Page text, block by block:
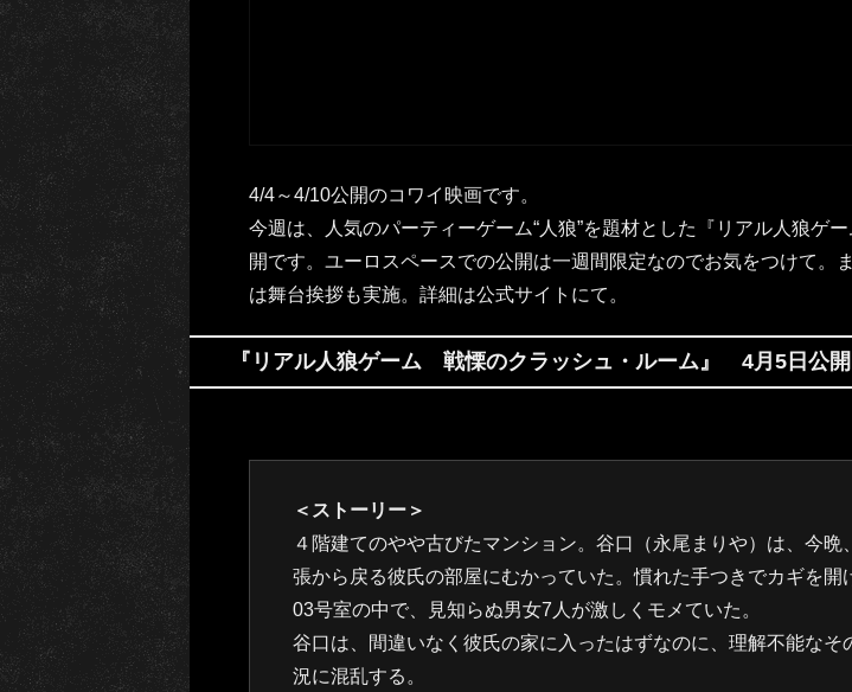
4/4～4/10公開のコワイ映画です。
今週は、人気のパーティーゲーム“人狼”を題材とした『リアル人狼ゲ
開です。ユーロスペースでの公開は一週間限定なのでお気をつけて。
は舞台挨拶も実施。詳細は公式サイトにて。
『リアル人狼ゲーム 戦慄のクラッシュ・ルーム』 4月5日公開
＜ストーリー＞
４階建てのやや古びたマンション。谷口（永尾まりや）は、今晩
張から戻る彼氏の部屋にむかっていた。慣れた手つきでカギを開
03号室の中で、見知らぬ男女7人が激しくモメていた。
谷口は、間違いなく彼氏の家に入ったはずなのに、理解不能なそ
況に混乱する。